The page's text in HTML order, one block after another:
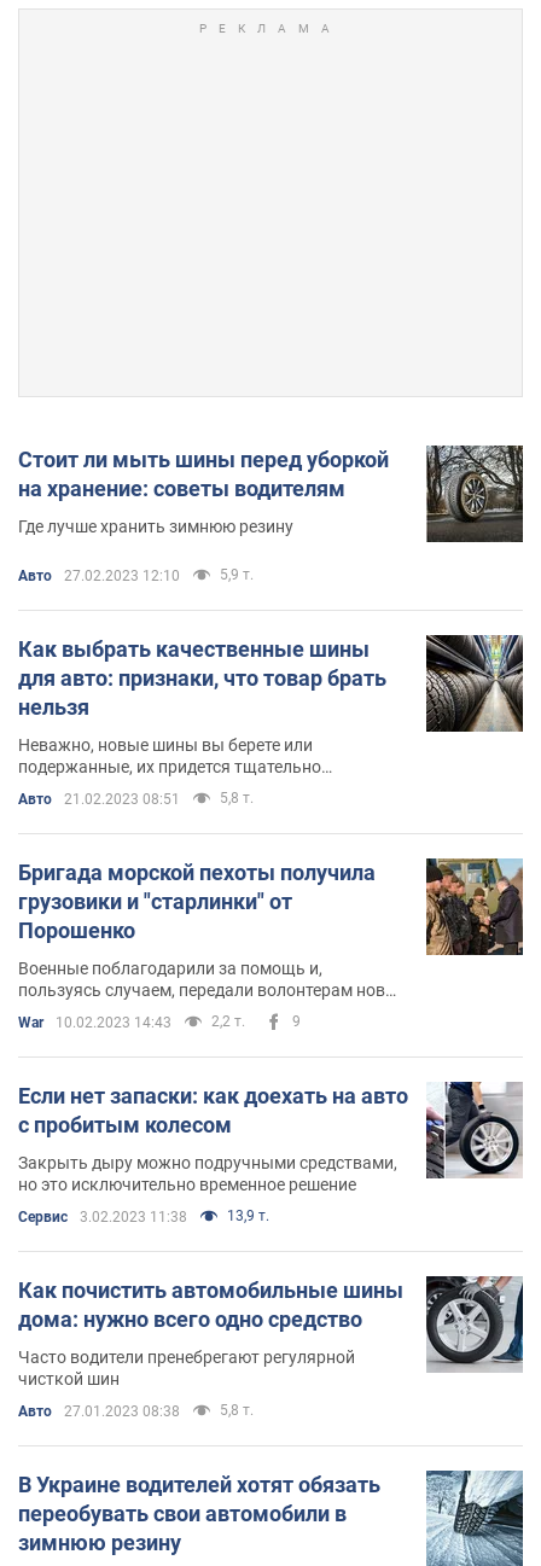
Стоит ли мыть шины перед уборкой
на хранение: советы водителям
Где лучше хранить зимнюю резину
Авто 27.02.2023 12:10 5,9 т.
Как выбрать качественные шины
для авто: признаки, что товар брать
нельзя
Неважно, новые шины вы берете или
подержанные, их придется тщательно
осмотреть и проверить
Авто 21.02.2023 08:51 5,8 т.
Бригада морской пехоты получила
грузовики и "старлинки" от
Порошенко
Военные поблагодарили за помощь и,
пользуясь случаем, передали волонтерам новые
War 10.02.2023 14:43 2,2 т. 9
Если нет запаски: как доехать на авто
с пробитым колесом
Закрыть дыру можно подручными средствами,
но это исключительно временное решение
Сервис 3.02.2023 11:38 13,9 т.
Как почистить автомобильные шины
дома: нужно всего одно средство
Часто водители пренебрегают регулярной
чисткой шин
Авто 27.01.2023 08:38 5,8 т.
В Украине водителей хотят обязать
переобувать свои автомобили в
зимнюю резину